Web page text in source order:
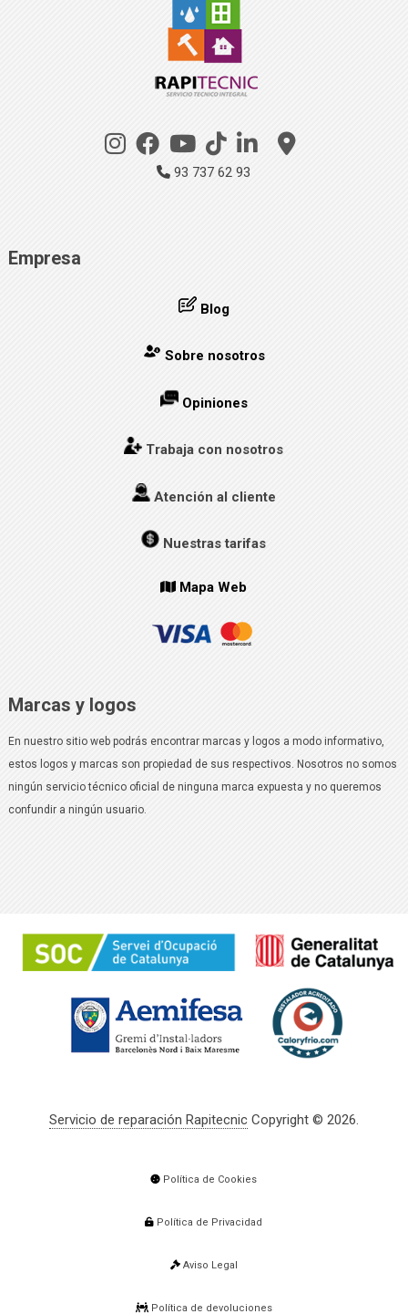
93 737 62 93
Empresa
Blog
Sobre nosotros
Opiniones
Trabaja con nosotros
Atención al cliente
Nuestras tarifas
Mapa Web
Marcas y logos
En nuestro sitio web podrás encontrar marcas y logos a modo informativo,
estos logos y marcas son propiedad de sus respectivos. Nosotros no somos
ningún servicio técnico oficial de ninguna marca expuesta y no queremos
confundir a ningún usuario.
Servicio de reparación RapitecnicCopyright © 2026.
Política de Cookies
Política de Privacidad
Aviso Legal
Política de devoluciones